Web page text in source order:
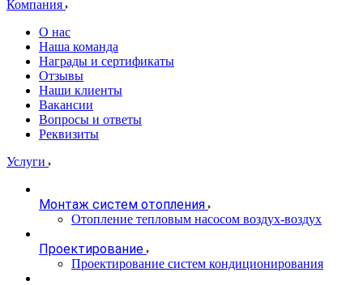
Компания
О нас
Наша команда
Награды и сертификаты
Отзывы
Наши клиенты
Вакансии
Вопросы и ответы
Реквизиты
Услуги
Монтаж систем отопления
Отопление тепловым насосом воздух-воздух
Проектирование
Проектирование систем кондиционирования